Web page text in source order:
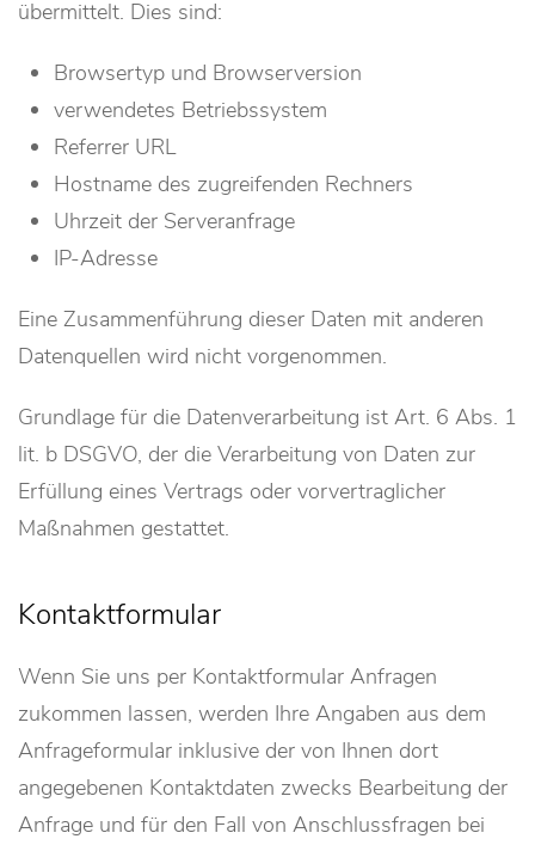
übermittelt. Dies sind:
Browsertyp und Browserversion
verwendetes Betriebssystem
Referrer URL
Hostname des zugreifenden Rechners
Uhrzeit der Serveranfrage
IP-Adresse
Eine Zusammenführung dieser Daten mit anderen
Datenquellen wird nicht vorgenommen.
Grundlage für die Datenverarbeitung ist Art. 6 Abs. 1
lit. b DSGVO, der die Verarbeitung von Daten zur
Erfüllung eines Vertrags oder vorvertraglicher
Maßnahmen gestattet.
Kontaktformular
Wenn Sie uns per Kontaktformular Anfragen
zukommen lassen, werden Ihre Angaben aus dem
Anfrageformular inklusive der von Ihnen dort
angegebenen Kontaktdaten zwecks Bearbeitung der
Anfrage und für den Fall von Anschlussfragen bei